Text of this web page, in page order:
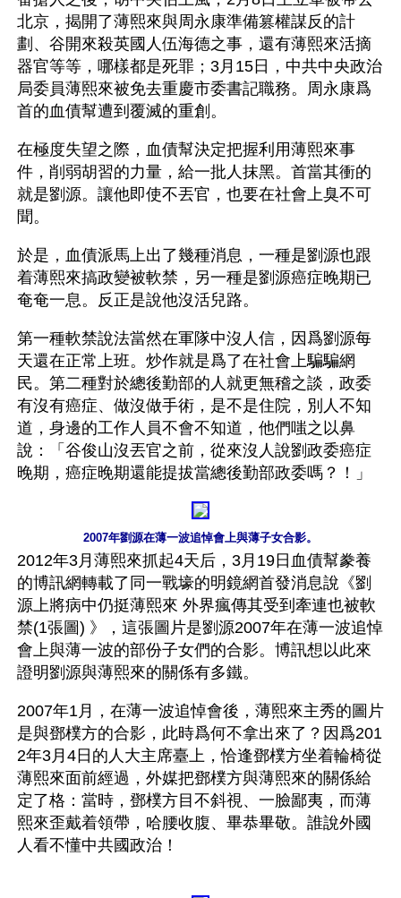
北京，揭開了薄熙來與周永康準備篡權謀反的計
劃、谷開來殺英國人伍海德之事，還有薄熙來活摘
器官等等，哪樣都是死罪；3月15日，中共中央政治
局委員薄熙來被免去重慶市委書記職務。周永康爲
首的血債幫遭到覆滅的重創。
在極度失望之際，血債幫決定把握利用薄熙來事
件，削弱胡習的力量，給一批人抹黑。首當其衝的
就是劉源。讓他即使不丟官，也要在社會上臭不可
聞。
於是，血債派馬上出了幾種消息，一種是劉源也跟
着薄熙來搞政變被軟禁，另一種是劉源癌症晚期已
奄奄一息。反正是說他沒活兒路。
第一種軟禁說法當然在軍隊中沒人信，因爲劉源每
天還在正常上班。炒作就是爲了在社會上騙騙網
民。第二種對於總後勤部的人就更無稽之談，政委
有沒有癌症、做沒做手術，是不是住院，別人不知
道，身邊的工作人員不會不知道，他們嗤之以鼻
說：「谷俊山沒丟官之前，從來沒人說劉政委癌症
晚期，癌症晚期還能提拔當總後勤部政委嗎？！」
2007年劉源在薄一波追悼會上與薄子女合影。
2012年3月薄熙來抓起4天后，3月19日血債幫豢養
的博訊網轉載了同一戰壕的明鏡網首發消息說《劉
源上將病中仍挺薄熙來 外界瘋傳其受到牽連也被軟
禁(1張圖) 》，這張圖片是劉源2007年在薄一波追悼
會上與薄一波的部份子女們的合影。博訊想以此來
證明劉源與薄熙來的關係有多鐵。
2007年1月，在薄一波追悼會後，薄熙來主秀的圖片
是與鄧樸方的合影，此時爲何不拿出來了？因爲201
2年3月4日的人大主席臺上，恰逢鄧樸方坐着輪椅從
薄熙來面前經過，外媒把鄧樸方與薄熙來的關係給
定了格：當時，鄧樸方目不斜視、一臉鄙夷，而薄
熙來歪戴着領帶，哈腰收腹、畢恭畢敬。誰說外國
人看不懂中共國政治！